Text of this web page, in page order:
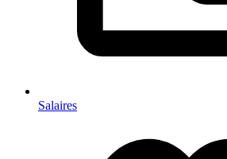
Salaires